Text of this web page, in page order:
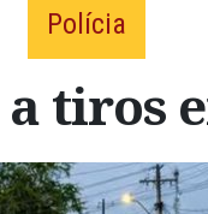
Polícia
tiros